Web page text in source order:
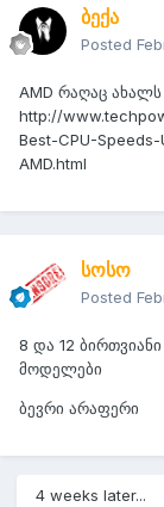
ბექა
Posted
AMD რაღაც ახალს
http://
Best-CPU-
AMD.html
სოსო
Posted
8 და 12
მოდელები
ბევრი არაფერი
4 weeks later...